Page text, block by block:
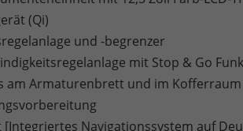
(Qi)
und -begrenzer
mit Stop & Go
am Armaturenbrett und im Kofferraum
Navigationssystem auf